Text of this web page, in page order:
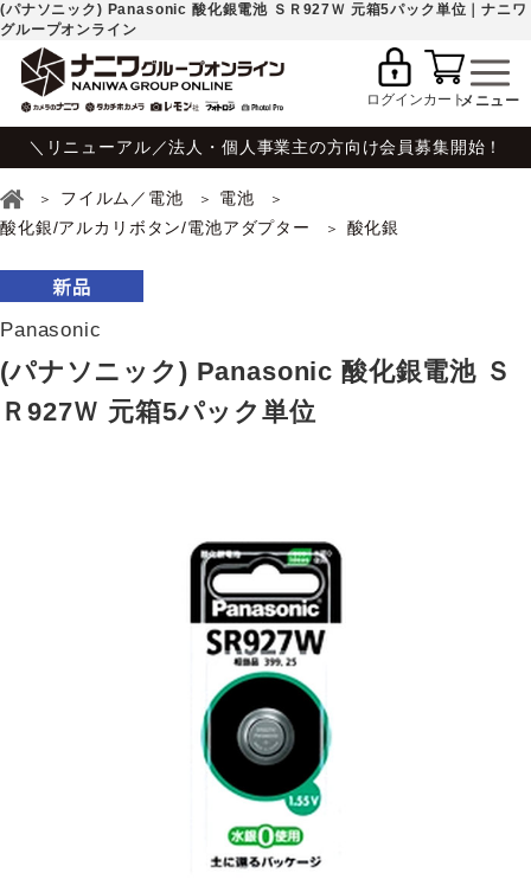
(パナソニック) Panasonic 酸化銀電池 ＳＲ927Ｗ 元箱5パック単位｜ナニワ
グループオンライン
ログインカート
＼リニューアル／法人・個人事業主の方向け会員募集開始！
フイルム／電池
電池
酸化銀/アルカリボタン/電池アダプター
酸化銀
Panasonic
(パナソニック) Panasonic 酸化銀電池 Ｓ
Ｒ927Ｗ 元箱5パック単位